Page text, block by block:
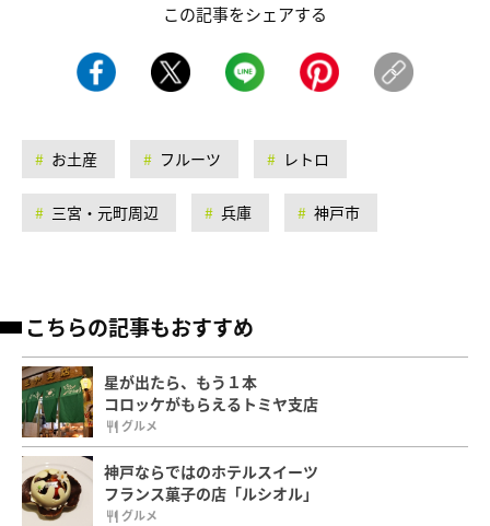
この記事をシェアする
お土産 フルーツ レトロ
三宮・元町周辺 兵庫 神戸市
こちらの記事もおすすめ
星が出たら、もう１本
コロッケがもらえるトミヤ支店
グルメ
神戸ならではのホテルスイーツ
フランス菓子の店「ルシオル」
グルメ